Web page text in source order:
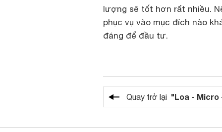
lượng sẽ tốt hơn rất nhiều.
phục vụ vào mục đích nào
đáng để đầu tư.
Quay trở lại "Loa - Micro